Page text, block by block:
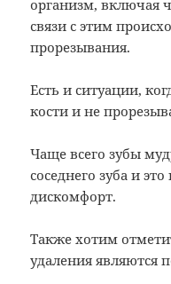
организм, включая
связи с этим
прорезывания.
Есть и ситуации,
кости и не
Чаще всего зубы
соседнего зуба и
дискомфорт.
Также хотим
удаления являются